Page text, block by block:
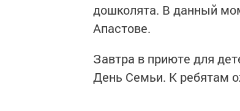
дошколята. В данный
Апастове.
Завтра в приюте для
День Семьи. К ребятам